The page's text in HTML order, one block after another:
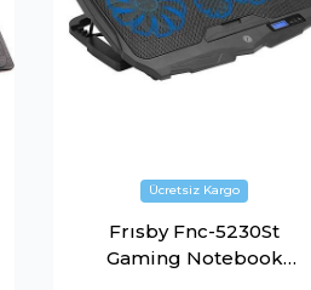
Frısby Fnc-5230St
Gaming Notebook